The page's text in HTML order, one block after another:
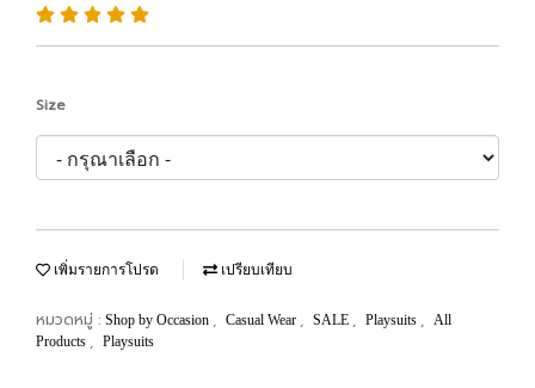
Size
เพิ่มรายการโปรด เปรียบเทียบ
หมวดหมู่ : Shop by Occasion , Casual Wear , SALE , Playsuits , All
Products , Playsuits